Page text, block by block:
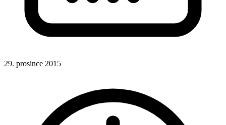
29. prosince 2015